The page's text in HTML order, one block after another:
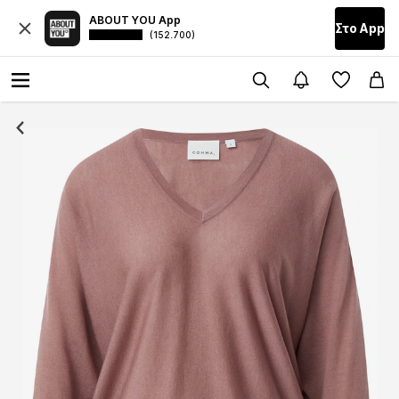
ABOUT YOU App
(152.700) Στο Αpp